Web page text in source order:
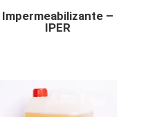
Impermeabilizante –
IPER